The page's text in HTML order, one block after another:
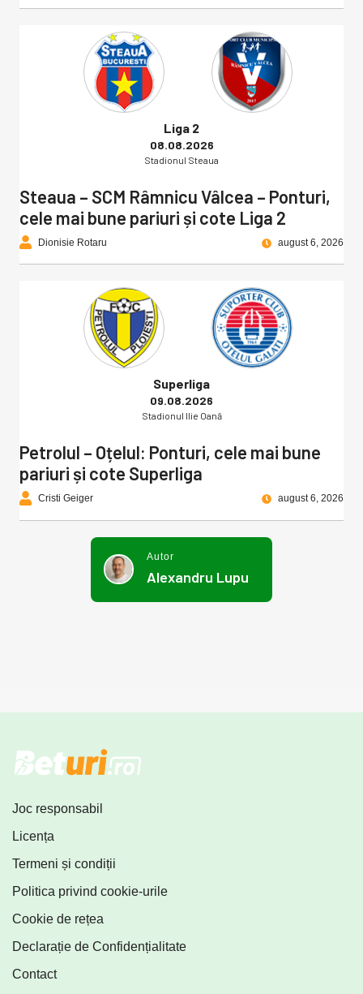
Liga 2
08.08.2026
Stadionul Steaua
Steaua – SCM Râmnicu Vâlcea – Ponturi,
cele mai bune pariuri și cote Liga 2
Dionisie Rotaru august 6, 2026
Superliga
09.08.2026
Stadionul Ilie Oană
Petrolul – Oțelul: Ponturi, cele mai bune
pariuri și cote Superliga
Cristi Geiger august 6, 2026
Autor
Alexandru Lupu
Joc responsabil
Licența
Termeni și condiții
Politica privind cookie-urile
Cookie de rețea
Declarație de Confidențialitate
Contact